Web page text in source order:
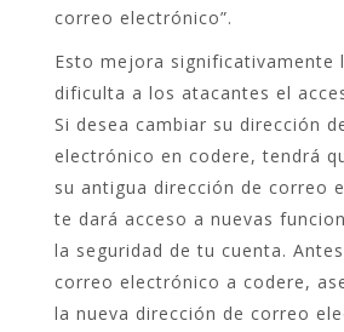
correo electrónico”.
Esto mejora significativamente
dificulta a los atacantes el
Si desea cambiar su dirección
electrónico en codere, tendrá
su antigua dirección de correo
te dará acceso a nuevas
la seguridad de tu cuenta.
correo electrónico a codere,
la nueva dirección de correo